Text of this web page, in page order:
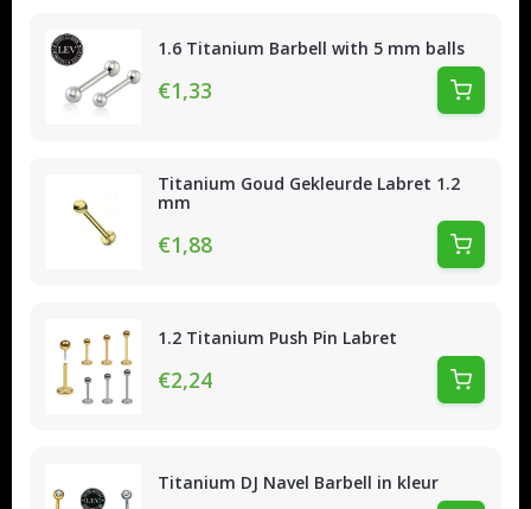
1.6 Titanium Barbell with 5 mm balls
€1,33
Titanium Goud Gekleurde Labret 1.2
mm
€1,88
1.2 Titanium Push Pin Labret
€2,24
Titanium DJ Navel Barbell in kleur